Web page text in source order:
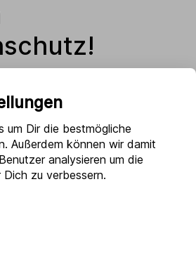
es wird zusehends kälter –
beginnt die gemütliche
Tees, Spaziergänge in der
Aber für Einbrecher
wieder vermehrt los und
um Dir die bestmögliche
Außerdem können wir damit
analysieren um die
zu verbessern.